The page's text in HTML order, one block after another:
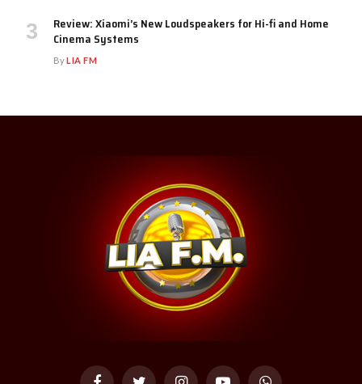
Review: Xiaomi’s New Loudspeakers for Hi-fi and Home
Cinema Systems
ByLIA FM